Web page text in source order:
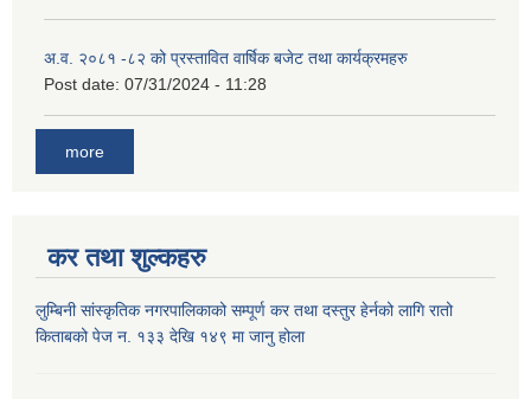
अ.व. २०८१ -८२ को प्रस्तावित वार्षिक बजेट तथा कार्यक्रमहरु
Post date: 07/31/2024 - 11:28
more
कर तथा शुल्कहरु
लुम्बिनी सांस्कृतिक नगरपालिकाको सम्पूर्ण कर तथा दस्तुर हेर्नको लागि रातो
किताबको पेज न. १३३ देखि १४९ मा जानु होला